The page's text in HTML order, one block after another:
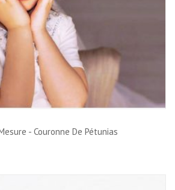
- Couronne De Pétunias